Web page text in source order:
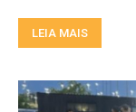
LEIA MAIS